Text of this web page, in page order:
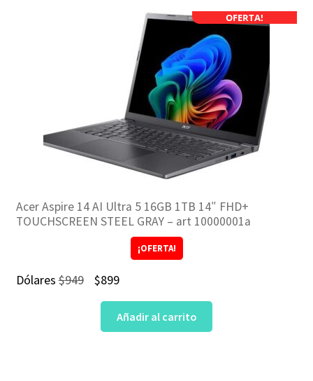
OFERTA!
Acer Aspire 14 AI Ultra 5 16GB 1TB 14″ FHD+
TOUCHSCREEN STEEL GRAY – art 10000001a
¡OFERTA!
Dólares$949
El
precio
original
$899El
precio
actual
Añadir al carrito